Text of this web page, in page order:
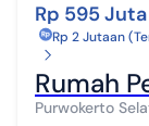
Rp 595 Juta
Rp 2 Jutaan
Purwokerto